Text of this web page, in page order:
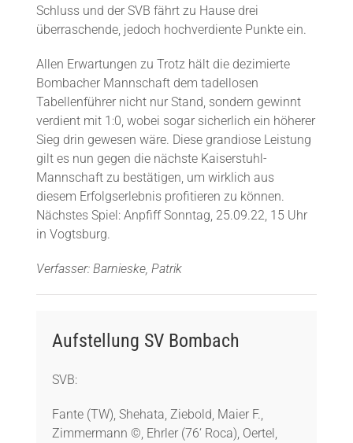
Schluss und der SVB fährt zu Hause drei
überraschende, jedoch hochverdiente Punkte ein.
Allen Erwartungen zu Trotz hält die dezimierte
Bombacher Mannschaft dem tadellosen
Tabellenführer nicht nur Stand, sondern gewinnt
verdient mit 1:0, wobei sogar sicherlich ein höherer
Sieg drin gewesen wäre. Diese grandiose Leistung
gilt es nun gegen die nächste Kaiserstuhl-
Mannschaft zu bestätigen, um wirklich aus
diesem Erfolgserlebnis profitieren zu können.
Nächstes Spiel: Anpfiff Sonntag, 25.09.22, 15 Uhr
in Vogtsburg.
Verfasser: Barnieske, Patrik
Aufstellung SV Bombach
SVB:
Fante (TW), Shehata, Ziebold, Maier F.,
Zimmermann ©, Ehrler (76‘ Roca), Oertel,